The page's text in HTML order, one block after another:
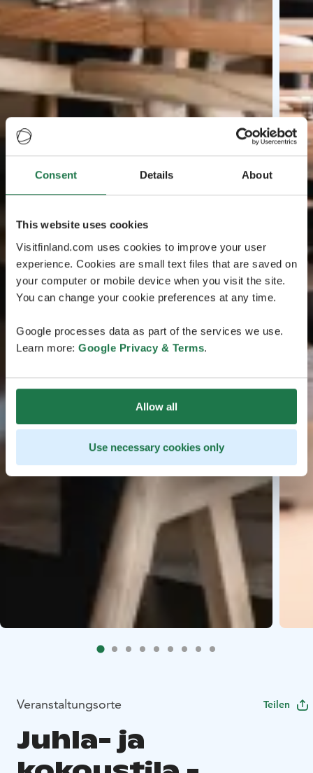
Consent Details About
This website uses cookies
Visitfinland.com uses cookies to improve your user
experience. Cookies are small text files that are saved on
your computer or mobile device when you visit the site.
You can change your cookie preferences at any time.
Google processes data as part of the services we use.
Learn more: Google Privacy & Terms.
Allow all
Use necessary cookies only
Veranstaltungsorte Teilen
Juhla- ja